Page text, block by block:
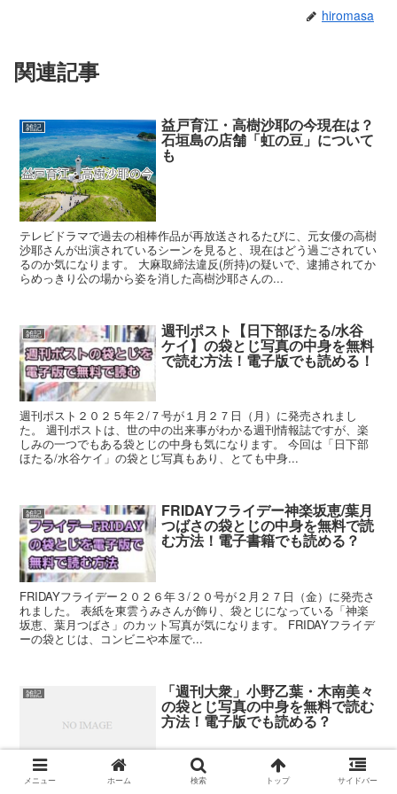
hiromasa
関連記事
雑記 益戸育江・高樹沙耶の今現在は？
石垣島の店舗「虹の豆」について
も
テレビドラマで過去の相棒作品が再放送されるたびに、元女優の高樹
沙耶さんが出演されているシーンを見ると、現在はどう過ごされてい
るのか気になります。 大麻取締法違反(所持)の疑いで、逮捕されてか
らめっきり公の場から姿を消した高樹沙耶さんの...
雑記 週刊ポスト【日下部ほたる/水谷
ケイ】の袋とじ写真の中身を無料
で読む方法！電子版でも読める！
週刊ポスト２０２５年２/７号が１月２７日（月）に発売されまし
た。 週刊ポストは、世の中の出来事がわかる週刊情報誌ですが、楽
しみの一つでもある袋とじの中身も気になります。 今回は「日下部
ほたる/水谷ケイ」の袋とじ写真もあり、とても中身...
雑記 FRIDAYフライデー神楽坂恵/葉月
つばさの袋とじの中身を無料で読
む方法！電子書籍でも読める？
FRIDAYフライデー２０２６年３/２０号が２月２７日（金）に発売さ
れました。 表紙を東雲うみさんが飾り、袋とじになっている「神楽
坂恵、葉月つばさ」のカット写真が気になります。 FRIDAYフライデ
ーの袋とじは、コンビニや本屋で...
雑記 「週刊大衆」小野乙葉・木南美々
の袋とじ写真の中身を無料で読む
方法！電子版でも読める？
週刊大衆２０２６年８/２４日号が８月３日（月）に発売されまし
た。 表紙を三上悠亜さんが飾り、袋とじになっている「小野乙葉・
メニュー ホーム 検索 トップ サイドバー